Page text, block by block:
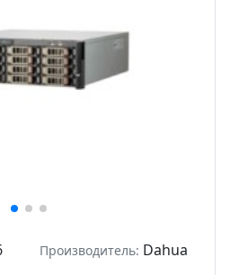
Производитель: Dahua